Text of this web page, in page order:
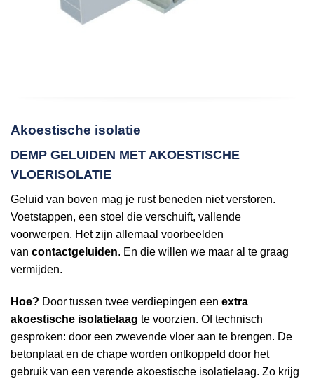
Akoestische isolatie
DEMP GELUIDEN MET AKOESTISCHE
VLOERISOLATIE
Geluid van boven mag je rust beneden niet verstoren.
Voetstappen, een stoel die verschuift, vallende
voorwerpen. Het zijn allemaal voorbeelden
van contactgeluiden. En die willen we maar al te graag
vermijden.
Hoe? Door tussen twee verdiepingen een extra
akoestische isolatielaag te voorzien. Of technisch
gesproken: door een zwevende vloer aan te brengen. De
betonplaat en de chape worden ontkoppeld door het
gebruik van een verende akoestische isolatielaag. Zo krijg